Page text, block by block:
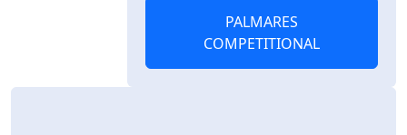
PALMARES
COMPETITIONAL